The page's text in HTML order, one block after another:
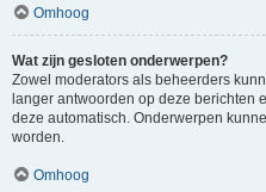
Omhoog
Wat zijn gesloten onderwerpen?
Zowel moderators als beheerders
langer antwoorden op deze berichten
deze automatisch. Onderwerpen
worden.
Omhoog